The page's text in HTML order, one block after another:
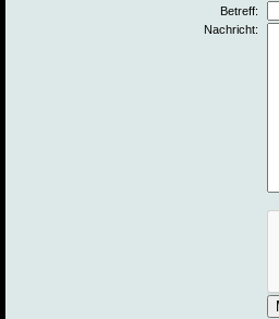
Betreff:
Nachricht: